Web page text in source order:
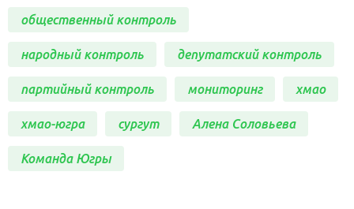
общественный контроль
народный контроль депутатский контроль
партийный контроль мониторинг хмао
хмао-югра сургут Алена Соловьева
Команда Югры